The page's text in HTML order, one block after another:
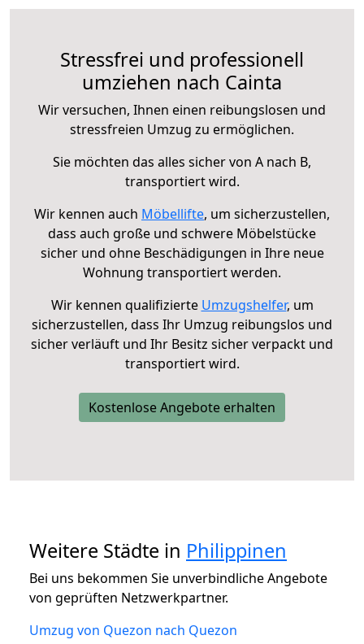
Stressfrei und professionell
umziehen nach Cainta
Wir versuchen, Ihnen einen reibungslosen und
stressfreien Umzug zu ermöglichen.
Sie möchten das alles sicher von A nach B,
transportiert wird.
Wir kennen auch Möbellifte, um sicherzustellen,
dass auch große und schwere Möbelstücke
sicher und ohne Beschädigungen in Ihre neue
Wohnung transportiert werden.
Wir kennen qualifizierte Umzugshelfer, um
sicherzustellen, dass Ihr Umzug reibungslos und
sicher verläuft und Ihr Besitz sicher verpackt und
transportiert wird.
Kostenlose Angebote erhalten
Weitere Städte in Philippinen
Bei uns bekommen Sie unverbindliche Angebote
von geprüften Netzwerkpartner.
Umzug von Quezon nach Quezon